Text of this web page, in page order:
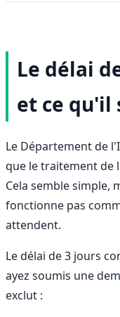
Le délai
et ce
Le Département de
que le traitement de
Cela semble simple,
fonctionne pas
attendent.
Le délai de 3 jours
ayez soumis une
exclut :